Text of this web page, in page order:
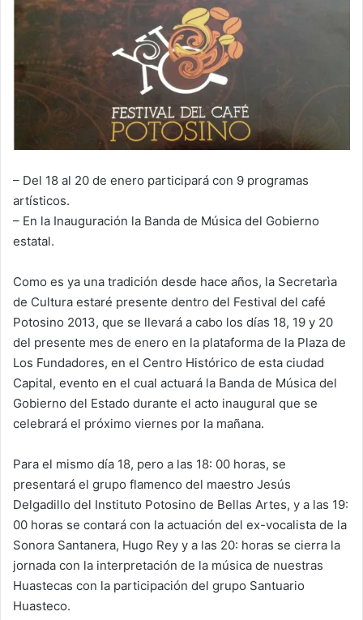
– Del 18 al 20 de enero participará con 9 programas
artísticos.
– En la Inauguración la Banda de Música del Gobierno
estatal.
Como es ya una tradición desde hace años, la Secretarìa
de Cultura estaré presente dentro del Festival del café
Potosino 2013, que se llevará a cabo los días 18, 19 y 20
del presente mes de enero en la plataforma de la Plaza de
Los Fundadores, en el Centro Histórico de esta ciudad
Capital, evento en el cual actuará la Banda de Música del
Gobierno del Estado durante el acto inaugural que se
celebrará el próximo viernes por la mañana.
Para el mismo día 18, pero a las 18: 00 horas, se
presentará el grupo flamenco del maestro Jesús
Delgadillo del Instituto Potosino de Bellas Artes, y a las 19:
00 horas se contará con la actuación del ex-vocalista de la
Sonora Santanera, Hugo Rey y a las 20: horas se cierra la
jornada con la interpretación de la música de nuestras
Huastecas con la participación del grupo Santuario
Huasteco.